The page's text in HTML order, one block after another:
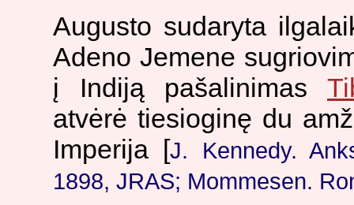
Augusto sudaryta
Adeno Jemene
į Indiją pašalinimas
atvėrė tiesioginę du
Imperija [J. Kennedy.
1898, JRAS; Mommesen.